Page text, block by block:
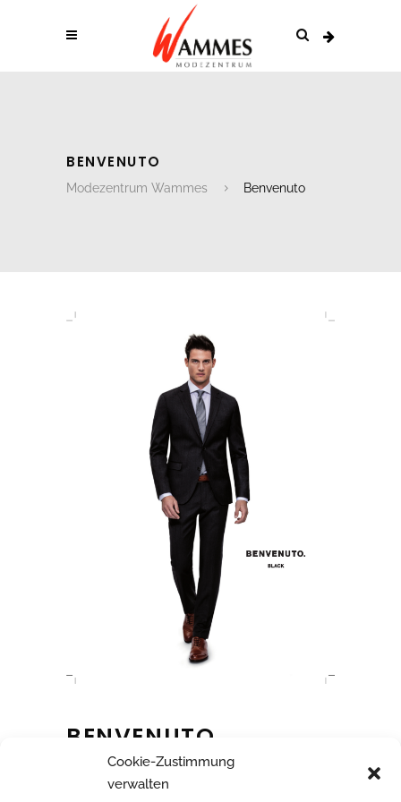
Cookie-Zustimmung
verwalten
BENVENUTO
Modezentrum Wammes Benvenuto
BENVENUTO